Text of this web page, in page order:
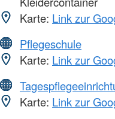
Karte: Link zur
Pflegeschule
Karte: Link zur
Karte: Link zur